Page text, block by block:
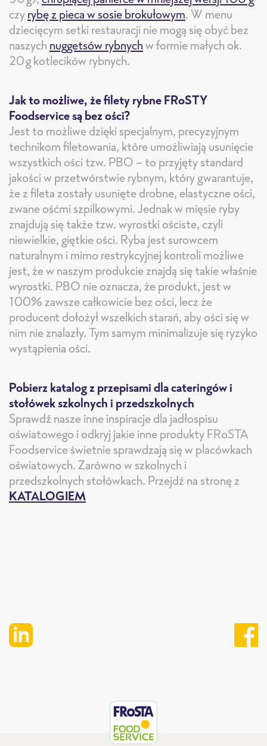
czyrybę z pieca w sosie brokułowym. W menu
dziecięcym setki restauracji nie mogą się obyć bez
naszych nuggetsów rybnychw formie małych ok.
20g kotlecików rybnych.
Jak to możliwe, że filety rybne FRoSTY
Foodservice są bez ości?
Jest to możliwe dzięki specjalnym, precyzyjnym
technikom filetowania, które umożliwiają usunięcie
wszystkich ości tzw. PBO – to przyjęty standard
jakości w przetwórstwie rybnym, który gwarantuje,
że z fileta zostały usunięte drobne, elastyczne ości,
zwane ośćmi szpilkowymi. Jednak w mięsie ryby
znajdują się także tzw. wyrostki ościste, czyli
niewielkie, giętkie ości. Ryba jest surowcem
naturalnym i mimo restrykcyjnej kontroli możliwe
jest, że w naszym produkcie znajdą się takie właśnie
wyrostki. PBO nie oznacza, że produkt, jest w
100% zawsze całkowicie bez ości, lecz że
producent dołożył wszelkich starań, aby ości się w
nim nie znalazły. Tym samym minimalizuje się ryzyko
wystąpienia ości.
Pobierz katalog z przepisami dla cateringów i
stołówek szkolnych i przedszkolnych
Sprawdź nasze inne inspiracje dla jadłospisu
oświatowego i odkryj jakie inne produkty FRoSTA
Foodservice świetnie sprawdzają się w placówkach
oświatowych. Zarówno w szkolnych i
przedszkolnych stołówkach. Przejdź na stronę z
KATALOGIEM